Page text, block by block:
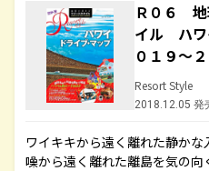
Ｒ０６
イル ハ
０１９～
Resort Style
2018.12.05 発
ワイキキから遠く離れた静か
噪から遠く離れた離島を気の